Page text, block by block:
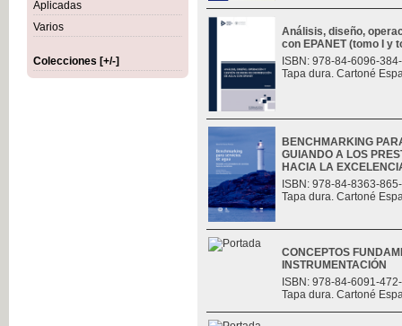
Aplicadas
Varios
Colecciones [+/-]
Análisis, diseño,
con EPANET (tomo I y
ISBN: 978-84-6096-
Tapa dura. Cartoné
BENCHMARKING
GUIANDO A LOS
HACIA LA
ISBN: 978-84-8363-
Tapa dura. Cartoné
CONCEPTOS
INSTRUMENTACIÓN
ISBN: 978-84-6091-
Tapa dura. Cartoné